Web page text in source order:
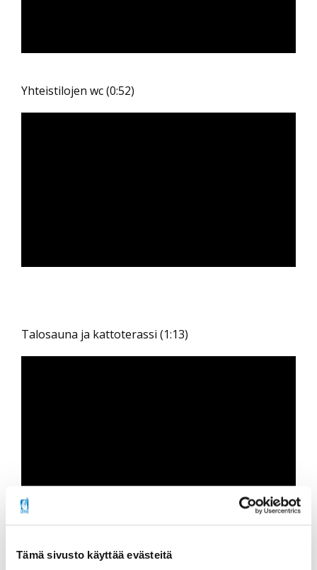
Tämä sivusto käyttää evästeitä
Yhteistilojen wc (0:52)
Talosauna ja kattoterassi (1:13)
Sähkömopon säilytys pyörävarastossa (0:59)